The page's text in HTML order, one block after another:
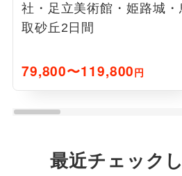
社・足立美術館・姫路城・
取砂丘2日間
79,800〜119,800円
最近チェック